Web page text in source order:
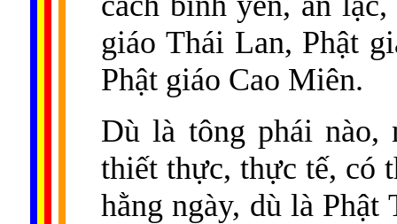
giáo Thái Lan, Phật
Phật giáo Cao Miên.
Dù là tông phái nào,
thiết thực, thực tế, có
hằng ngày, dù là